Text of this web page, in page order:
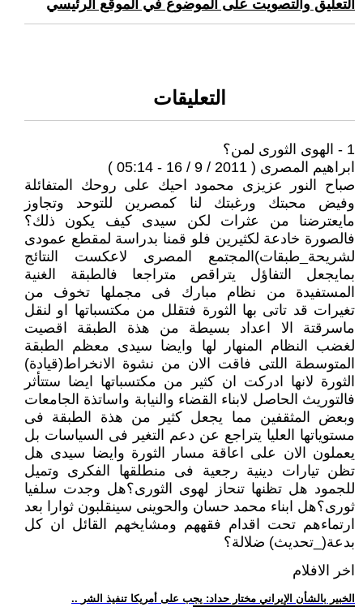
التعليق والتصويت على الموضوع في الموقع الرئيسي
التعليقات
1 - الهوى الثورى لمن؟
ابراهيم المصرى ( 2011 / 9 / 16 - 05:14 )
صباح النور عزيزى محمود احيك على روحك المتفائلة
وفيض محبتك ورغبتك لنا كمصرين للتوحد وتجاوز
مايعترضنا من عثرات لكن سيدى كيف يكون ذلك؟
فالصورة خادعة لكثيرين فلو قمنا بدراسة لمقطع عمودى
لشريحة_طبقات)المجتمع المصرى لاعكست النتائج
بمايجعل التفاؤل يتراقص متراجعا فالطبقة الغنية
المستفيدة من نظام مبارك فى مجملها تخوف من
تغيرات قد تاتى بها الثورة فتقلل من مكتسباتها او لنقل
ماسرقتة الا اعداد بسيطة من هذة الطبقة اقصيت
لغضب النظام المنهار لها وايضا سيدى معظم الطبقة
المتوسطة اللتى فاقت الان من نشوة الانخراط(قيادة)
الثورة لانها ادركت ان كثير من مكتسباتها ايضا ستتأثر
فالتوريث الحاصل لابناء القضاء والنيابة واساتذة الجامعات
وبعض المثقفين مما يجعل كثير من هذة الطبقة فى
مستوياتها العليا يتراجع عن دعم التغير فى السياسات بل
يعملون الان على اعاقة مسار الثورة وايضا سيدى هل
تظن تيارات دينية رجعية فى منطلقها الفكرى وتميل
للجمود هل تظنها تنحاز لهوى الثورى؟هل وجدت سلفيا
ثورى؟هل ابناء محمد حسان والحوينى سينقلبون ثوارا بعد
ارتماءهم تحت اقدام فقههم ومشايخهم القائل ان كل
بدعة(_تحديث) ضلالة؟
اخر الافلام
.. الخبير بالشأن الإيراني مختار حداد: يجب على أمريكا تنفيذ الشر